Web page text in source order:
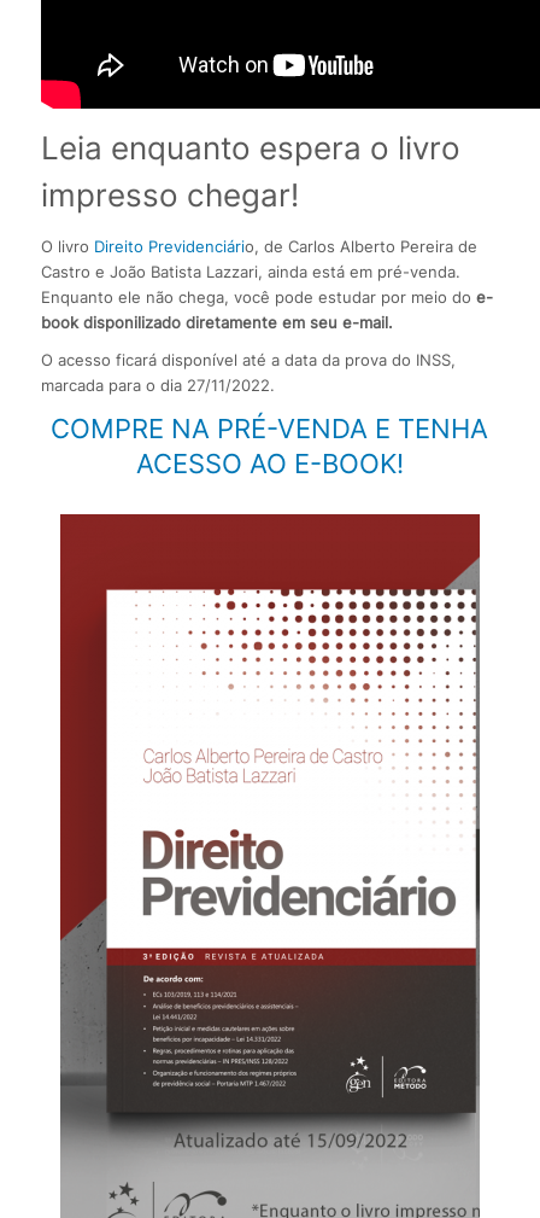
Leia enquanto espera o livro
impresso chegar!
O livro Direito Previdenciário, de Carlos Alberto Pereira de
Castro e João Batista Lazzari, ainda está em pré-venda.
Enquanto ele não chega, você pode estudar por meio do e-
book disponilizado diretamente em seu e-mail.
O acesso ficará disponível até a data da prova do INSS,
marcada para o dia 27/11/2022.
COMPRE NA PRÉ-VENDA E TENHA
ACESSO AO E-BOOK!